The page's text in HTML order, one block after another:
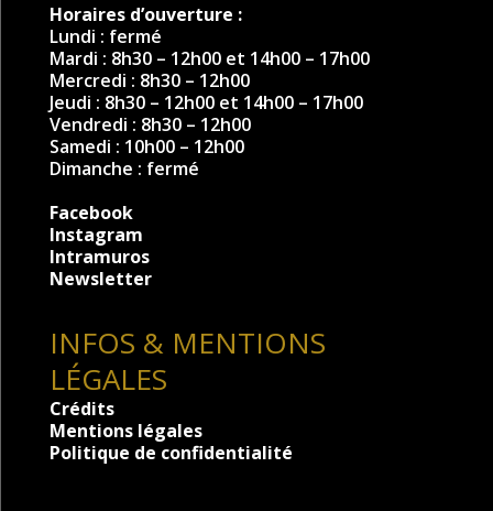
Horaires d’ouverture :
Lundi : fermé
Mardi : 8h30 – 12h00 et 14h00 – 17h00
Mercredi : 8h30 – 12h00
Jeudi : 8h30 – 12h00 et 14h00 – 17h00
Vendredi : 8h30 – 12h00
Samedi : 10h00 – 12h00
Dimanche : fermé
Facebook
Instagram
Intramuros
Newsletter
INFOS & MENTIONS
LÉGALES
Crédits
Mentions légales
Politique de confidentialité